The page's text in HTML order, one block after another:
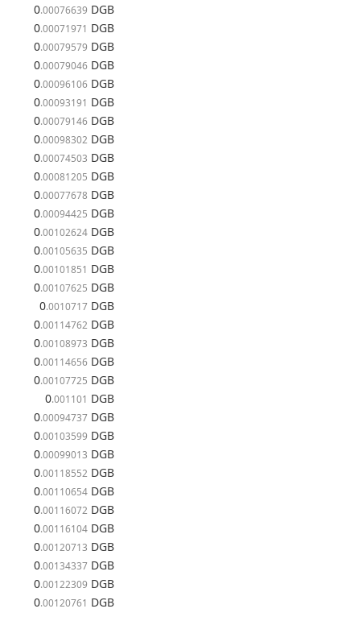
0.00076639 DGB
0.00071971 DGB
0.00079579 DGB
0.00079046 DGB
0.00096106 DGB
0.00093191 DGB
0.00079146 DGB
0.00098302 DGB
0.00074503 DGB
0.00081205 DGB
0.00077678 DGB
0.00094425 DGB
0.00102624 DGB
0.00105635 DGB
0.00101851 DGB
0.00107625 DGB
0.0010717 DGB
0.00114762 DGB
0.00108973 DGB
0.00114656 DGB
0.00107725 DGB
0.001101 DGB
0.00094737 DGB
0.00103599 DGB
0.00099013 DGB
0.00118552 DGB
0.00110654 DGB
0.00116072 DGB
0.00116104 DGB
0.00120713 DGB
0.00134337 DGB
0.00122309 DGB
0.00120761 DGB